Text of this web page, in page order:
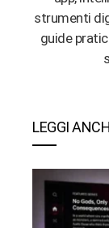
strumenti
guide
LEGGI